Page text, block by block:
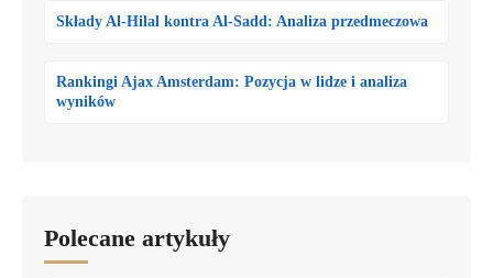
Składy Al-Hilal kontra Al-Sadd: Analiza przedmeczowa
Rankingi Ajax Amsterdam: Pozycja w lidze i analiza
wyników
Polecane artykuły